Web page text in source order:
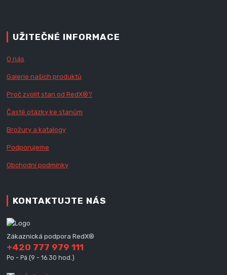
UŽITEČNÉ INFORMACE
O nás
Galerie našich produktů
Proč zvolit stan od RedX®?
Časté otázky ke stanům
Brožury a katalogy
Podporujeme
Obchodní podmínky
KONTAKTUJTE NÁS
Zákaznická podpora RedX®
+420 777 979 111
Po - Pá (9 - 16.30 hod.)